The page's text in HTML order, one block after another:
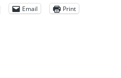
Email Print